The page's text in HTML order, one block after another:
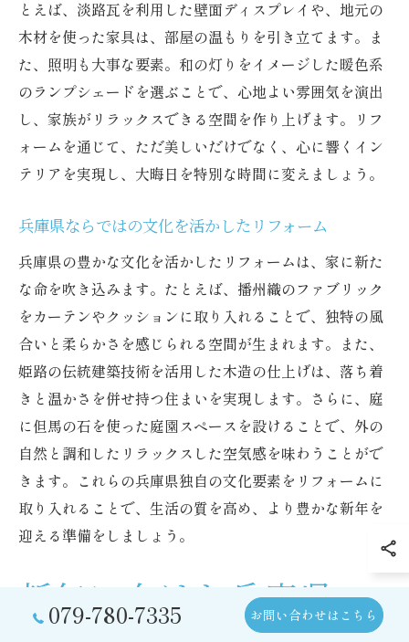
とえば、淡路瓦を利用した壁面ディスプレイや、地元の
木材を使った家具は、部屋の温もりを引き立てます。ま
た、照明も大事な要素。和の灯りをイメージした暖色系
のランプシェードを選ぶことで、心地よい雰囲気を演出
し、家族がリラックスできる空間を作り上げます。リフ
ォームを通じて、ただ美しいだけでなく、心に響くイン
テリアを実現し、大晦日を特別な時間に変えましょう。
兵庫県ならではの文化を活かしたリフォーム
兵庫県の豊かな文化を活かしたリフォームは、家に新た
な命を吹き込みます。たとえば、播州織のファブリック
をカーテンやクッションに取り入れることで、独特の風
合いと柔らかさを感じられる空間が生まれます。また、
姫路の伝統建築技術を活用した木造の仕上げは、落ち着
きと温かさを併せ持つ住まいを実現します。さらに、庭
に但馬の石を使った庭園スペースを設けることで、外の
自然と調和したリラックスした空気感を味わうことがで
きます。これらの兵庫県独自の文化要素をリフォームに
取り入れることで、生活の質を高め、より豊かな新年を
迎える準備をしましょう。
新年に向けた兵庫県の
079-780-7335 お問い合わせはこちら